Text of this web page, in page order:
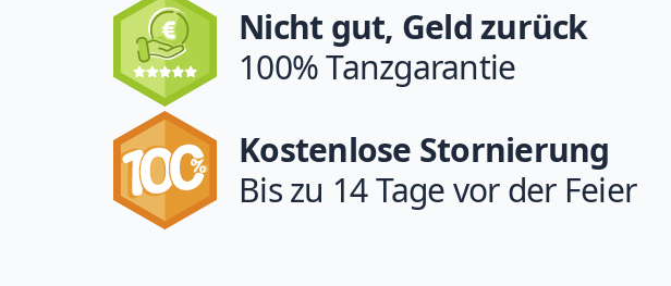
Nicht gut, Geld zurück
100% Tanzgarantie
Kostenlose Stornierung
Bis zu 14 Tage vor der Feier